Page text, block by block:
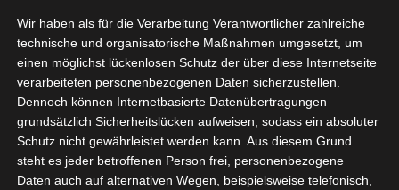
Wir haben als für die Verarbeitung Verantwortlicher zahlreiche
technische und organisatorische Maßnahmen umgesetzt, um
einen möglichst lückenlosen Schutz der über diese Internetseite
verarbeiteten personenbezogenen Daten sicherzustellen.
Dennoch können Internetbasierte Datenübertragungen
grundsätzlich Sicherheitslücken aufweisen, sodass ein absoluter
Schutz nicht gewährleistet werden kann. Aus diesem Grund
steht es jeder betroffenen Person frei, personenbezogene
Daten auch auf alternativen Wegen, beispielsweise telefonisch,